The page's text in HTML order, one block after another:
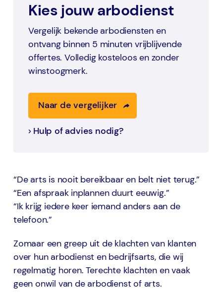
Kies jouw arbodienst
Vergelijk bekende arbodiensten en
ontvang binnen 5 minuten vrijblijvende
offertes. Volledig kosteloos en zonder
winstoogmerk.
Naar de vergelijker
Hulp of advies nodig?
“De arts is nooit bereikbaar en belt niet terug.”
“Een afspraak inplannen duurt eeuwig.”
“Ik krijg iedere keer iemand anders aan de
telefoon.”
Zomaar een greep uit de klachten van klanten
over hun arbodienst en bedrijfsarts, die wij
regelmatig horen. Terechte klachten en vaak
geen onwil van de arbodienst of arts.